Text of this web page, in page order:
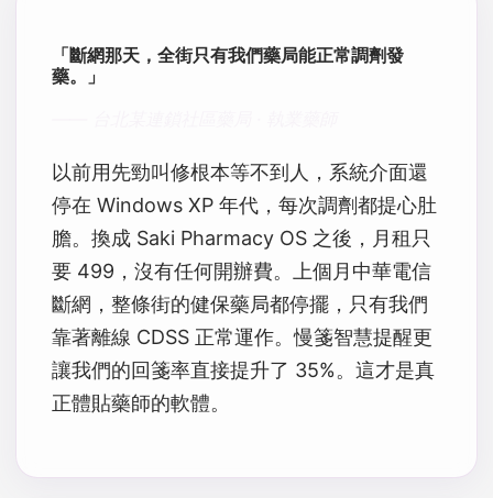
「斷網那天，全街只有我們藥局能正常調劑發
藥。」
以前用先勁叫修根本等不到人，系統介面還
停在 Windows XP 年代，每次調劑都提心肚
膽。換成 Saki Pharmacy OS 之後，月租只
要 499，沒有任何開辦費。上個月中華電信
斷網，整條街的健保藥局都停擺，只有我們
靠著離線 CDSS 正常運作。慢箋智慧提醒更
讓我們的回箋率直接提升了 35%。這才是真
正體貼藥師的軟體。